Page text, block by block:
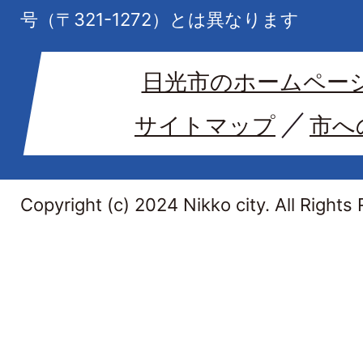
号（〒321-1272）とは異なります
日光市のホームペー
サイトマップ
市へ
Copyright (c) 2024 Nikko city. All Rights